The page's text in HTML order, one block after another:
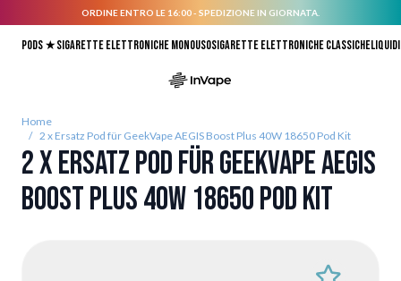
ORDINE ENTRO LE 16:00 - SPEDIZIONE IN GIORNATA.
Pods ★Sigarette elettroniche monousoSigarette elettroniche classiche
Home
/ 2 x Ersatz Pod für GeekVape AEGIS Boost Plus 40W 18650 Pod Kit
2 x Ersatz Pod für GeekVape AEGIS
Boost Plus 40W 18650 Pod Kit